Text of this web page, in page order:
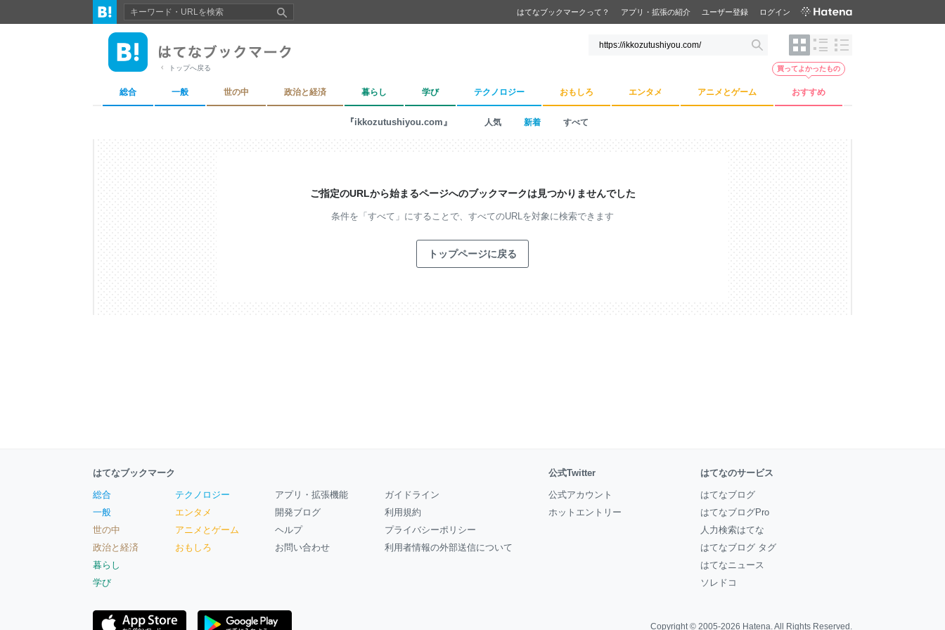
はてなブックマークって？ アプリ・拡張の紹介 ユーザー登録 ログイン
トップへ戻る
総合 一般 世の中 政治と経済 暮らし 学び テクノロジー おもしろ エンタメ アニメとゲーム おすすめ
買ってよかったもの
『ikkozutushiyou.com』 人気 新着 すべて
ご指定のURLから始まるページへのブックマークは見つかりませんでした
条件を「すべて」にすることで、 すべてのURLを対象に検索できます
トップページに戻る
はてなブックマーク
総合
一般
世の中
政治と経済
暮らし
学び
テクノロジー
エンタメ
アニメとゲーム
おもしろ
アプリ・拡張機能
開発ブログ
ヘルプ
お問い合わせ
ガイドライン
利用規約
プライバシーポリシー
利用者情報の外部送信について
公式Twitter
公式アカウント
ホットエントリー
はてなのサービス
はてなブログ
はてなブログPro
人力検索はてな
はてなブログ タグ
はてなニュース
ソレドコ
Copyright © 2005-2026 Hatena. All Rights Reserved.